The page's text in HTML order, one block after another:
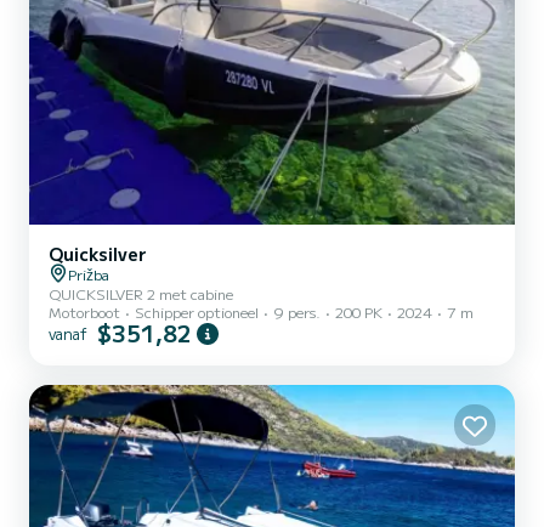
Quicksilver
Prižba
QUICKSILVER 2 met cabine
Motorboot
Schipper optioneel 9 pers. 200 PK 2024 7 m
vanaf $351,82